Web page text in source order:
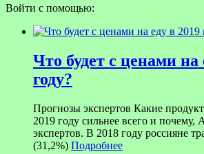
Войти с помощью:
Что будет с ценами на
году?
Прогнозы экспертов Какие
2019 году сильнее всего и почему,
экспертов. В 2018 году россияне
(31,2%) Подробнее